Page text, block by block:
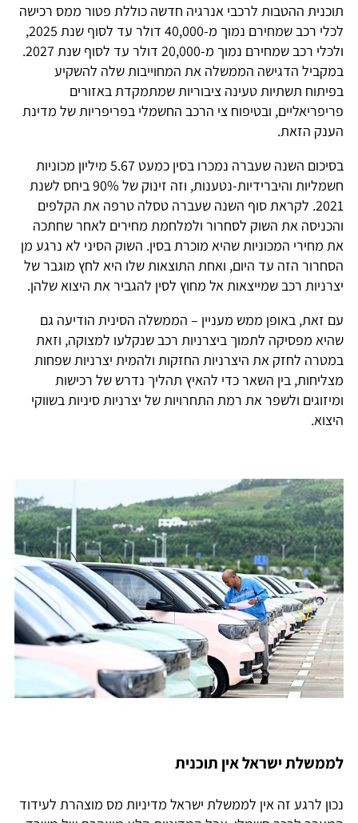
תוכנית ההטבות לרכבי אנרגיה חדשה כוללת פטור ממס רכישה
לכלי רכב שמחירם נמוך מ-40,000 דולר עד לסוף שנת 2025,
ולכלי רכב שמחירם נמוך מ-20,000 דולר עד לסוף שנת 2027.
במקביל הדגישה הממשלה את המחוייבות שלה להשקיע
בפיתוח תשתיות טעינה ציבוריות שמתמקדת באזורים
פריפריאליים, ובטיפוח צי הרכב החשמלי בפריפריות של מדינת
הענק הזאת.
בסיכום השנה שעברה נמכרו בסין כמעט 5.67 מיליון מכוניות
חשמליות והיברידיות-נטענות, וזה זינוק של 90% ביחס לשנת
2021. לקראת סוף השנה שעברה טסלה טרפה את הקלפים
והכניסה את השוק לסחרור ולמלחמת מחירים לאחר שחתכה
את מחירי המכוניות שהיא מוכרת בסין. השוק הסיני לא נרגע מן
הסחרור הזה עד היום, ואחת התוצאות שלו היא לחץ מוגבר של
יצרניות רכב שמייצאות אל מחוץ לסין להגביר את היצוא שלהן.
עם זאת, באופן ממש מעניין – הממשלה הסינית הודיעה גם
שהיא מפסיקה לתמוך ביצרניות רכב שנקלעו למצוקה, וזאת
במטרה לחזק את היצרניות החזקות ולהמית יצרניות שפחות
מצליחות, בין השאר כדי להאיץ תהליך נדרש של רכישות
ומיזוגים ולשפר את רמת התחרויות של יצרניות סיניות בשווקי
היצוא.
לממשלת ישראל אין תוכנית
נכון לרגע זה אין לממשלת ישראל מדיניות מס מוצהרת לעידוד